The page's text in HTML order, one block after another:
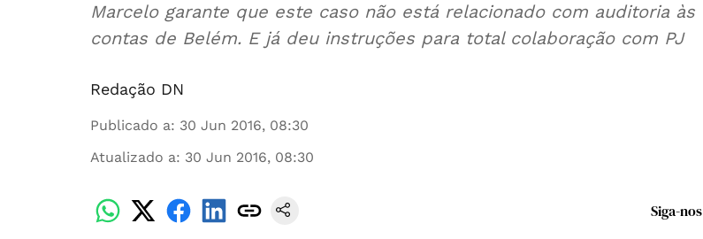
Marcelo garante que este caso não está relacionado com auditoria às
contas de Belém. E já deu instruções para total colaboração com PJ
Redação DN
Publicado a: 30 Jun 2016, 08:30
Atualizado a: 30 Jun 2016, 08:30
Siga-nos